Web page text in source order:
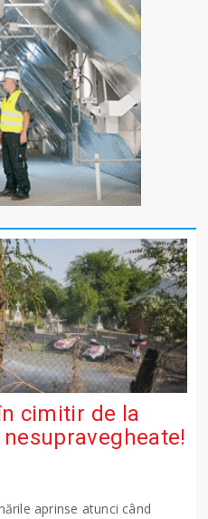
cimitir de la
aprinse atunci când